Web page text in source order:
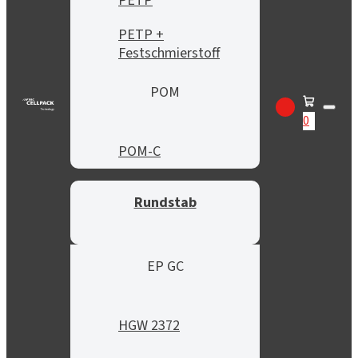
PETP +
Festschmierstoff
POM
POM-C
Rundstab
EP GC
HGW 2372
0